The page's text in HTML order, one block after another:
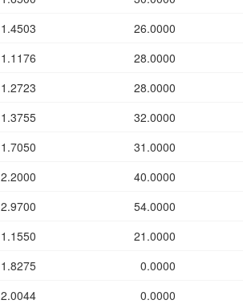
1.4503 26.0000
1.1176 28.0000
1.2723 28.0000
1.3755 32.0000
1.7050 31.0000
2.2000 40.0000
2.9700 54.0000
1.1550 21.0000
1.8275 0.0000
2.0044 0.0000